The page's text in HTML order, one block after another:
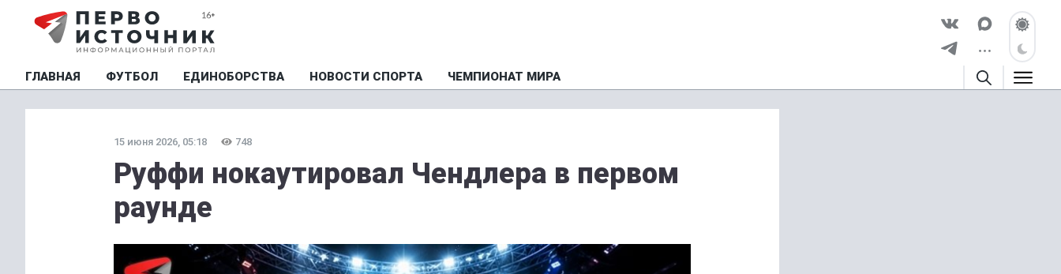
ГЛАВНАЯ ФУТБОЛ ЕДИНОБОРСТВА НОВОСТИ СПОРТА ЧЕМПИОНАТ МИРА
15 июня 2026, 05:18 748
Руффи нокаутировал Чендлера в первом
раунде